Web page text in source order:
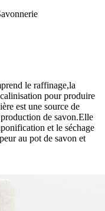
le raffinage,la
pour produire
est une source de
de savon.Elle
et le séchage
au pot de savon et